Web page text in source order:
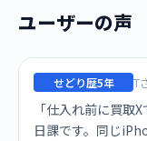
ユーザーの声
せどり歴5年 T
「仕入れ前に買取
日課です。同じ